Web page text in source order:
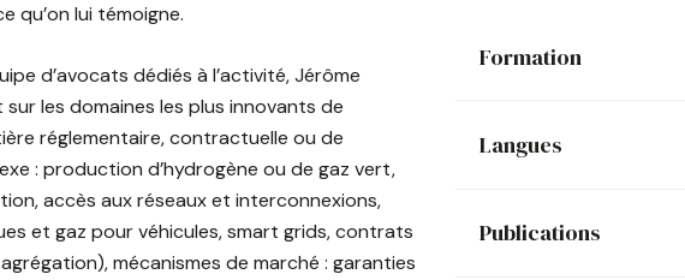
qu’on lui témoigne.
d’avocats dédiés à l’activité, Jérôme
les domaines les plus innovants de
réglementaire, contractuelle ou de
: production d’hydrogène ou de gaz vert,
accès aux réseaux et interconnexions,
et gaz pour véhicules, smart grids, contrats
mécanismes de marché : garanties
Formation
Langues
Publications